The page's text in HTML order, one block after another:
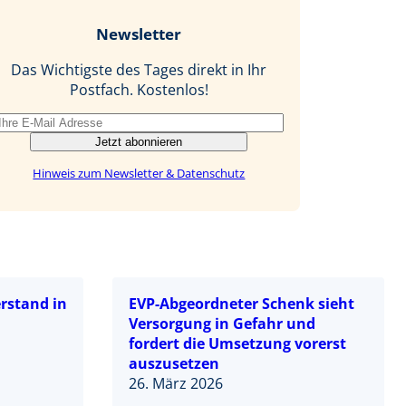
n
l
Newsletter
Das Wichtigste des Tages direkt in Ihr
Postfach. Kostenlos!
Jetzt abonnieren
Hinweis zum Newsletter & Datenschutz
in
EVP-Abgeordneter Schenk sieht
Versorgung in Gefahr und
fordert die Umsetzung vorerst
auszusetzen
26. März 2026